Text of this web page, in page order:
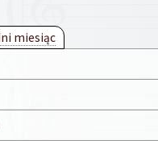
miesiąc